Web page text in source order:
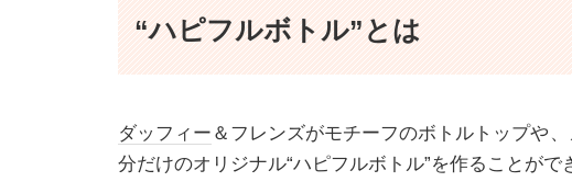
“ハピフルボトル”とは
ダッフィー ＆フレンズがモチーフのボトルトップや
分だけのオリジナル“ハピフルボトル”を作ることがで